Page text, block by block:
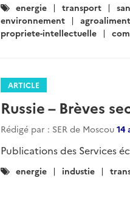
Catégories
:
energie transport
environnement
propriete-intellectuelle
ARTICLE
Russie – Brèves
Rédigé par : SER de Moscou 14
Publications des Services
Catégories
energie industie